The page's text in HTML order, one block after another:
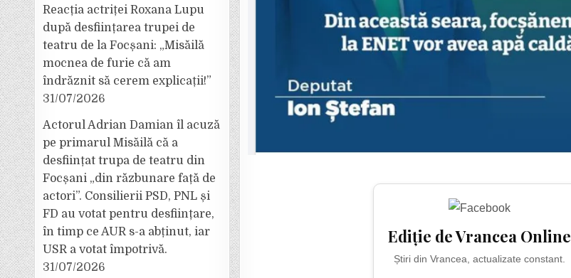
Ediție de Vrancea Online
Știri din Vrancea, actualizate constant.
Reacția actriței Roxana Lupu
după desființarea trupei de
teatru de la Focșani: „Misăilă
mocnea de furie că am
îndrăznit să cerem explicații!”
31/07/2026
Actorul Adrian Damian îl acuză
pe primarul Misăilă că a
desființat trupa de teatru din
Focșani „din răzbunare față de
actori”. Consilierii PSD, PNL și
FD au votat pentru desființare,
în timp ce AUR s-a abținut, iar
USR a votat împotrivă.
31/07/2026